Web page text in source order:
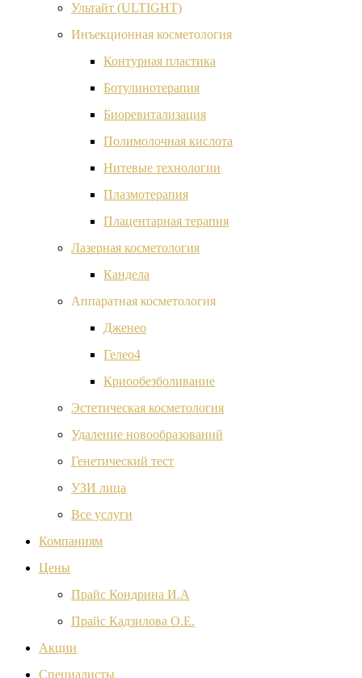
Ультайт (ULTIGHT)
Инъекционная косметология
Контурная пластика
Ботулинотерапия
Биоревитализация
Полимолочная кислота
Нитевые технологии
Плазмотерапия
Плацентарная терапия
Лазерная косметология
Кандела
Аппаратная косметология
Дженео
Гелео4
Криообезболивание
Эстетическая косметология
Удаление новообразований
Генетический тест
УЗИ лица
Все услуги
Компаниям
Цены
Прайс Кондрина И.А
Прайс Кадзилова О.Е.
Акции
Специалисты